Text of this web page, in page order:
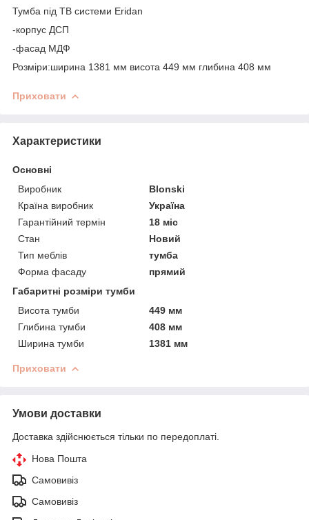
Тумба під ТВ системи Eridan
-корпус ДСП
-фасад МДФ
Розміри:ширина 1381 мм висота 449 мм глибина 408 мм
Приховати
Характеристики
Основні
Виробник
Blonski
Країна виробник
Україна
Гарантійний термін
18 міс
Стан
Новий
Тип меблів
тумба
Форма фасаду
прямий
Габаритні розміри тумби
Висота тумби
449 мм
Глибина тумби
408 мм
Ширина тумби
1381 мм
Приховати
Умови доставки
Доставка здійснюється тільки по передоплаті.
Нова Пошта
Самовивіз
Самовивіз